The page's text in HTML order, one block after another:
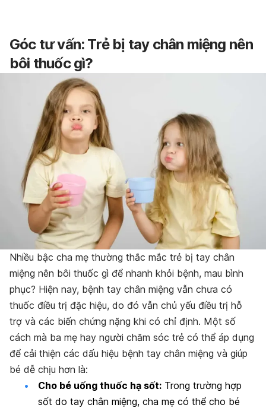
Góc tư vấn: Trẻ bị tay chân miệng nên
bôi thuốc gì?
Nhiều bậc cha mẹ thường thắc mắc trẻ bị tay chân
miệng nên bôi thuốc gì để nhanh khỏi bệnh, mau bình
phục? Hiện nay, bệnh tay chân miệng vẫn chưa có
thuốc điều trị đặc hiệu, do đó vẫn chủ yếu điều trị hỗ
trợ và các biến chứng nặng khi có chỉ định. Một số
cách mà ba mẹ hay người chăm sóc trẻ có thể áp dụng
để cải thiện các dấu hiệu bệnh tay chân miệng và giúp
bé dễ chịu hơn là:
Cho bé uống thuốc hạ sốt: Trong trường hợp
sốt do tay chân miệng, cha mẹ có thể cho bé